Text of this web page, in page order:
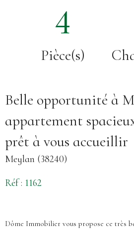
4
Pièce(s)
Belle opportunité à
appartement
prêt à vous accueillir
Meylan (38240)
Réf : 1162
Dôme Immobilier vous propose ce très